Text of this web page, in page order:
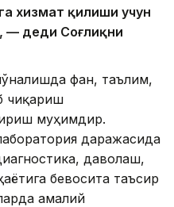
хизмат қилиши учун
— деди Соғлиқни
фан, таълим,
чиқариш
муҳимдир.
даражасида
даволаш,
бевосита таъсир
амалий